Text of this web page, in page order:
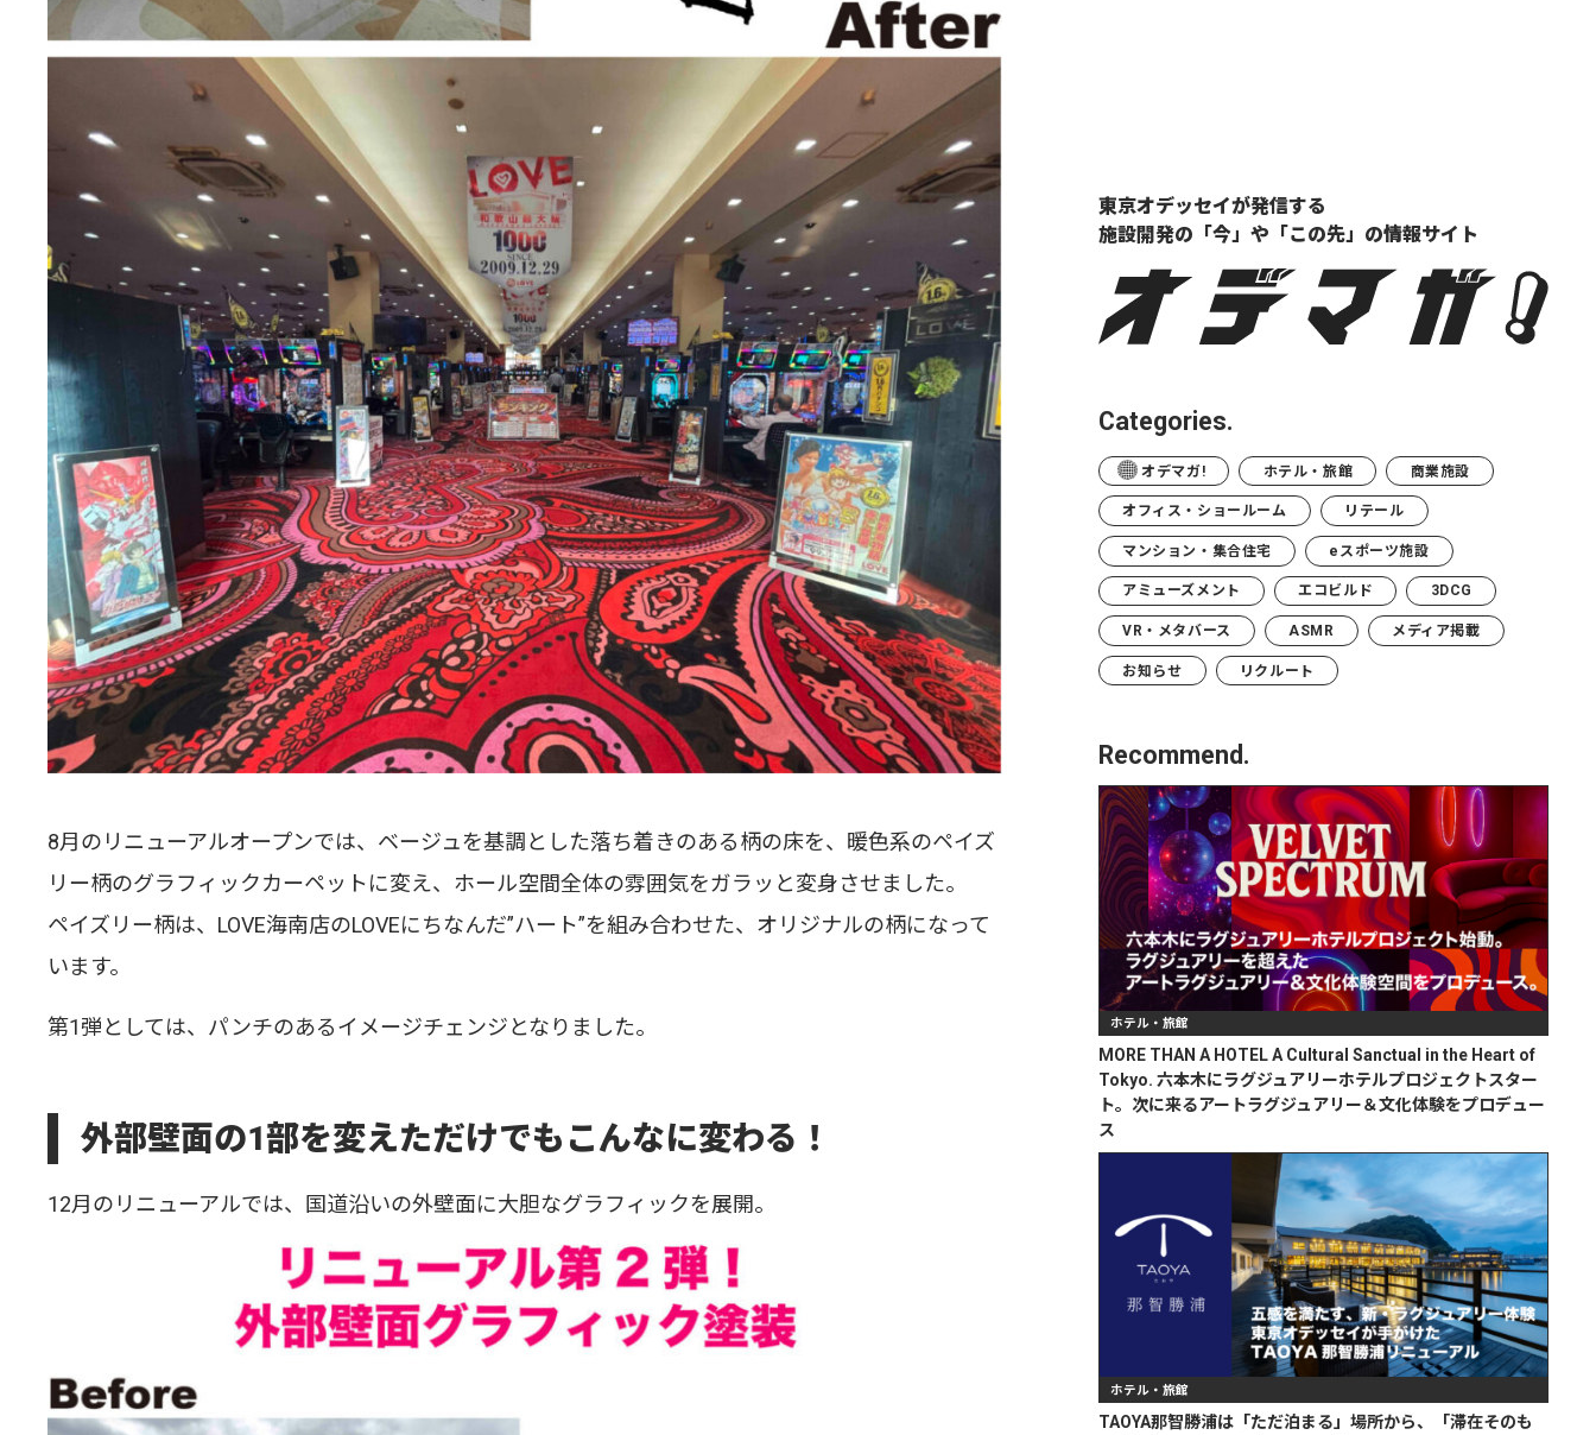
8月のリニューアルオープンでは、ベージュを基調とした落ち着きのある柄の床を、暖色系のペイズ
リー柄のグラフィックカーペットに変え、ホール空間全体の雰囲気をガラッと変身させました。
ペイズリー柄は、LOVE海南店のLOVEにちなんだ”ハート”を組み合わせた、オリジナルの柄になって
います。
第1弾としては、パンチのあるイメージチェンジとなりました。
外部壁面の1部を変えただけでもこんなに変わる！
12月のリニューアルでは、国道沿いの外壁面に大胆なグラフィックを展開。
東京オデッセイが発信する
施設開発の「今」や「この先」の情報サイト
Categories.
オデマガ! ホテル・旅館 商業施設
オフィス・ショールーム リテール
マンション・集合住宅 eスポーツ施設
アミューズメント エコビルド 3DCG
VR・メタバース ASMR メディア掲載
お知らせ リクルート
Recommend.
ホテル・旅館
MORE THAN A HOTEL A Cultural Sanctual in the Heart of
Tokyo. 六本木にラグジュアリーホテルプロジェクトスター
ト。次に来るアートラグジュアリー＆文化体験をプロデュー
ス
ホテル・旅館
TAOYA那智勝浦は「ただ泊まる」場所から、「滞在そのも